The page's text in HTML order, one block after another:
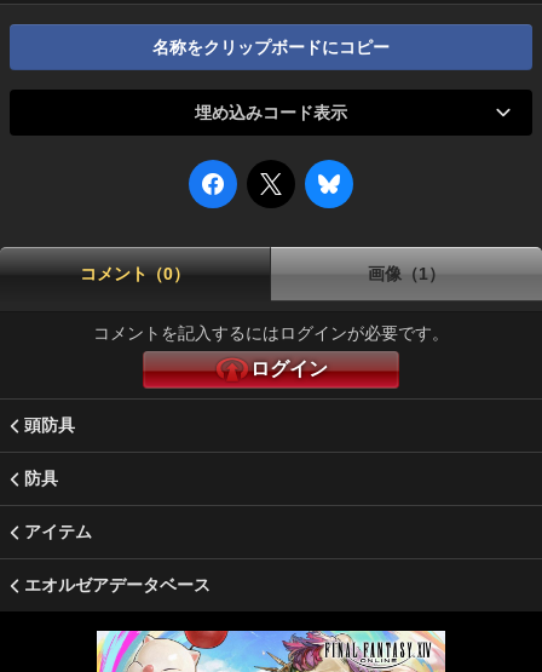
名称をクリップボードにコピー
埋め込みコード表示
コメント（0） 画像（1）
コメントを記入するにはログインが必要です。
ログイン
頭防具
防具
アイテム
エオルゼアデータベース